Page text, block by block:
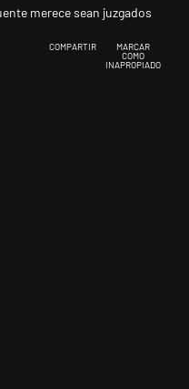
merece sean juzgados
COMPARTIR
MARCAR
COMO
INAPROPIADO